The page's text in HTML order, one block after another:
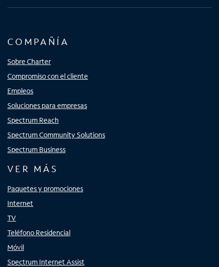
COMPAÑÍA
Sobre Charter
Compromiso con el cliente
Empleos
Soluciones para empresas
Spectrum Reach
Spectrum Community Solutions
Spectrum Business
VER MÁS
Paquetes y promociones
Internet
TV
Teléfono Residencial
Móvil
Spectrum Internet Assist